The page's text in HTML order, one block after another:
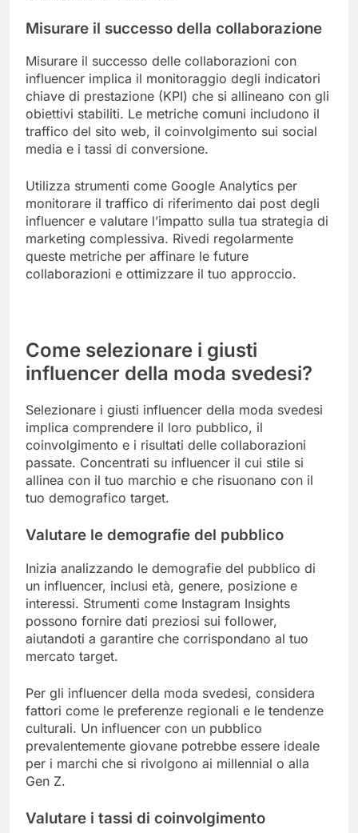
Misurare il successo della collaborazione
Misurare il successo delle collaborazioni con
influencer implica il monitoraggio degli indicatori
chiave di prestazione (KPI) che si allineano con gli
obiettivi stabiliti. Le metriche comuni includono il
traffico del sito web, il coinvolgimento sui social
media e i tassi di conversione.
Utilizza strumenti come Google Analytics per
monitorare il traffico di riferimento dai post degli
influencer e valutare l’impatto sulla tua strategia di
marketing complessiva. Rivedi regolarmente
queste metriche per affinare le future
collaborazioni e ottimizzare il tuo approccio.
Come selezionare i giusti
influencer della moda svedesi?
Selezionare i giusti influencer della moda svedesi
implica comprendere il loro pubblico, il
coinvolgimento e i risultati delle collaborazioni
passate. Concentrati su influencer il cui stile si
allinea con il tuo marchio e che risuonano con il
tuo demografico target.
Valutare le demografie del pubblico
Inizia analizzando le demografie del pubblico di
un influencer, inclusi età, genere, posizione e
interessi. Strumenti come Instagram Insights
possono fornire dati preziosi sui follower,
aiutandoti a garantire che corrispondano al tuo
mercato target.
Per gli influencer della moda svedesi, considera
fattori come le preferenze regionali e le tendenze
culturali. Un influencer con un pubblico
prevalentemente giovane potrebbe essere ideale
per i marchi che si rivolgono ai millennial o alla
Gen Z.
Valutare i tassi di coinvolgimento